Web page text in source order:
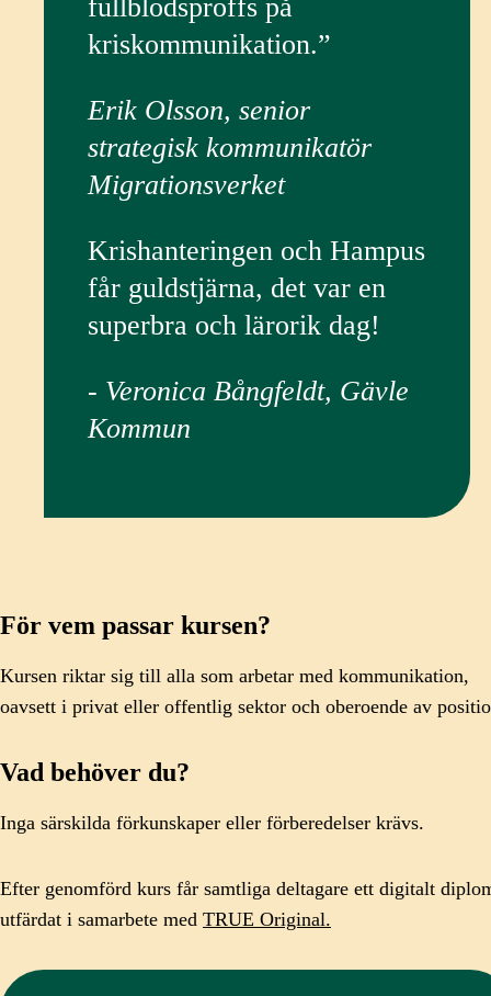
fullblodsproffs på
kriskommunikation.”
Erik Olsson, senior
strategisk kommunikatör
Migrationsverket
Krishanteringen och Hampus
får guldstjärna, det var en
superbra och lärorik dag!
- Veronica Bångfeldt, Gävle
Kommun
För vem passar kursen?
Kursen riktar sig till alla som arbetar med kommunikation,
oavsett i privat eller offentlig sektor och oberoende av
Vad behöver du?
Inga särskilda förkunskaper eller förberedelser krävs.
Efter genomförd kurs får samtliga deltagare ett digitalt
utfärdat i samarbete med TRUE Original.